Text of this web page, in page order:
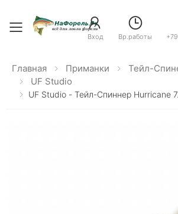
Toggle menu
Вход Вр.работы
Главная Приманки
Тейл-
UF Studio
UF Studio - Тейл-Спиннер Hurricane